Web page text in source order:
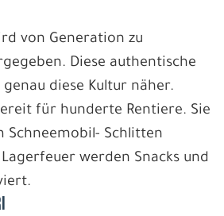
von Generation zu
Diese authentische
diese Kultur näher.
für hunderte Rentiere. Sie
Schneemobil- Schlitten
werden Snacks und